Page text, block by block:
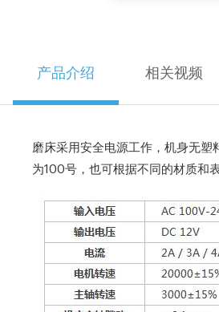
产品介绍 相关视频
磨床采用安全电源工作，机身无
为100号，也可根据不同的材质和